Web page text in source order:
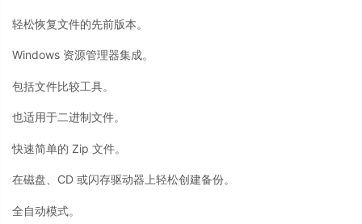
轻松恢复文件的先前版本。
Windows 资源管理器集成。
包括文件比较工具。
也适用于二进制文件。
快速简单的 Zip 文件。
在磁盘、CD 或闪存驱动器上轻松创建备份。
全自动模式。